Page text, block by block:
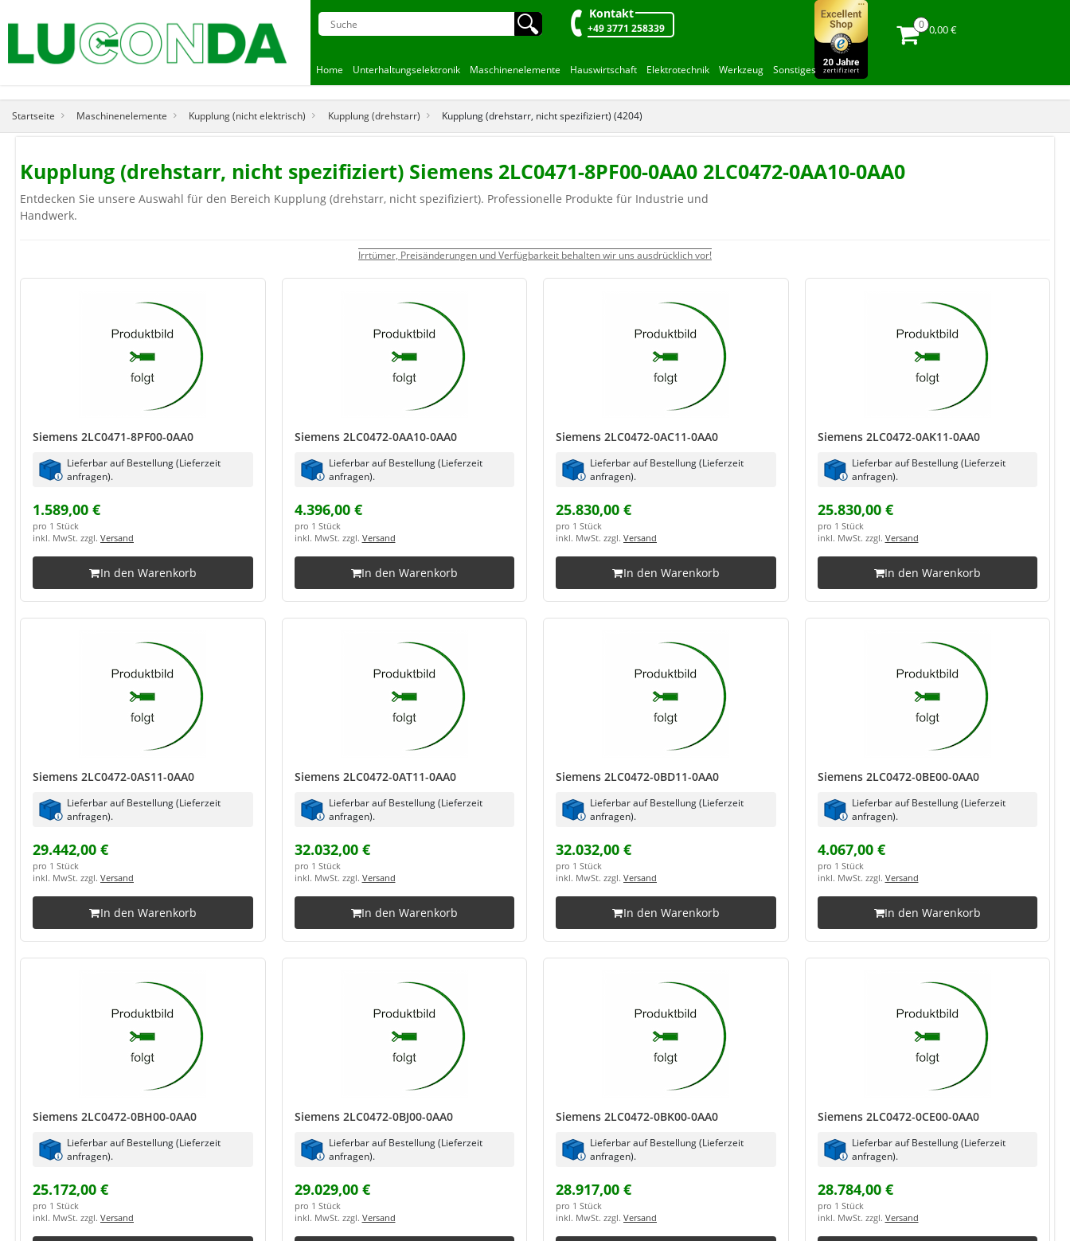
🔍︎ Kontakt
+49 3771 258339 0,00 €
Home Unterhaltungselektronik Maschinenelemente Hauswirtschaft Elektrotechnik Werkzeug Sonstiges
Startseite Maschinenelemente Kupplung (nicht elektrisch) Kupplung (drehstarr) Kupplung (drehstarr, nicht spezifiziert) (4204)
Kupplung (drehstarr, nicht spezifiziert) Siemens 2LC0471-8PF00-0AA0 2LC0472-0AA10-0AA0
Entdecken Sie unsere Auswahl für den Bereich Kupplung (drehstarr, nicht spezifiziert). Professionelle Produkte für Industrie und
Handwerk.
Irrtümer, Preisänderungen und Verfügbarkeit behalten wir uns ausdrücklich vor!
Siemens 2LC0471-8PF00-0AA0
Lieferbar auf Bestellung (Lieferzeit
anfragen).
1.589,00 €
pro 1 Stück
inkl. MwSt. zzgl. Versand
In den Warenkorb
Siemens 2LC0472-0AA10-0AA0
Lieferbar auf Bestellung (Lieferzeit
anfragen).
4.396,00 €
pro 1 Stück
inkl. MwSt. zzgl. Versand
In den Warenkorb
Siemens 2LC0472-0AC11-0AA0
Lieferbar auf Bestellung (Lieferzeit
anfragen).
25.830,00 €
pro 1 Stück
inkl. MwSt. zzgl. Versand
In den Warenkorb
Siemens 2LC0472-0AK11-0AA0
Lieferbar auf Bestellung (Lieferzeit
anfragen).
25.830,00 €
pro 1 Stück
inkl. MwSt. zzgl. Versand
In den Warenkorb
Siemens 2LC0472-0AS11-0AA0
Lieferbar auf Bestellung (Lieferzeit
anfragen).
29.442,00 €
pro 1 Stück
inkl. MwSt. zzgl. Versand
In den Warenkorb
Siemens 2LC0472-0AT11-0AA0
Lieferbar auf Bestellung (Lieferzeit
anfragen).
32.032,00 €
pro 1 Stück
inkl. MwSt. zzgl. Versand
In den Warenkorb
Siemens 2LC0472-0BD11-0AA0
Lieferbar auf Bestellung (Lieferzeit
anfragen).
32.032,00 €
pro 1 Stück
inkl. MwSt. zzgl. Versand
In den Warenkorb
Siemens 2LC0472-0BE00-0AA0
Lieferbar auf Bestellung (Lieferzeit
anfragen).
4.067,00 €
pro 1 Stück
inkl. MwSt. zzgl. Versand
In den Warenkorb
Siemens 2LC0472-0BH00-0AA0
Lieferbar auf Bestellung (Lieferzeit
anfragen).
25.172,00 €
pro 1 Stück
inkl. MwSt. zzgl. Versand
Siemens 2LC0472-0BJ00-0AA0
Lieferbar auf Bestellung (Lieferzeit
anfragen).
29.029,00 €
pro 1 Stück
inkl. MwSt. zzgl. Versand
Siemens 2LC0472-0BK00-0AA0
Lieferbar auf Bestellung (Lieferzeit
anfragen).
28.917,00 €
pro 1 Stück
inkl. MwSt. zzgl. Versand
Siemens 2LC0472-0CE00-0AA0
Lieferbar auf Bestellung (Lieferzeit
anfragen).
28.784,00 €
pro 1 Stück
inkl. MwSt. zzgl. Versand